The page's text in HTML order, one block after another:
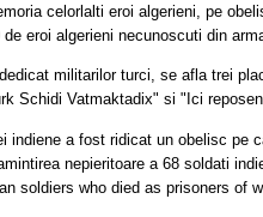
celorlalti eroi algerieni, pe
eroi algerieni necunoscuti din
militarilor turci, se afla trei
Schidi Vatmaktadix" si "Ici
indiene a fost ridicat un obelisc
nepieritoare a 68 soldati
soldiers who died as prisoners of